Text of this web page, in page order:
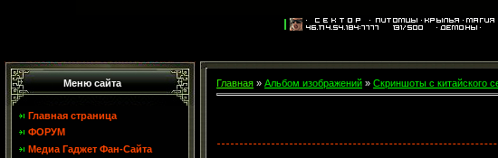
Меню сайта
Главная страница
ФОРУМ
Медиа Гаджет Фан-Сайта
Главная » Альбом изображений » Скриншоты с китайского